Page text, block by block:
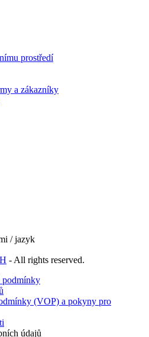
prostředí
a zákazníky
/ jazyk
- All rights reserved.
podmínky
(VOP) a pokyny pro
údajů